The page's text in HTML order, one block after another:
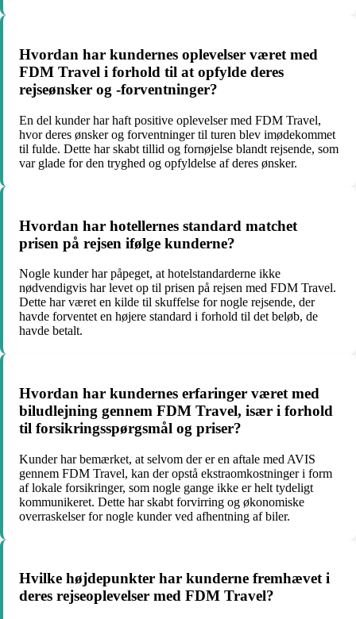
Hvordan har kundernes oplevelser været med
FDM Travel i forhold til at opfylde deres
rejseønsker og -forventninger?
En del kunder har haft positive oplevelser med FDM Travel,
hvor deres ønsker og forventninger til turen blev imødekommet
til fulde. Dette har skabt tillid og fornøjelse blandt rejsende, som
var glade for den tryghed og opfyldelse af deres ønsker.
Hvordan har hotellernes standard matchet
prisen på rejsen ifølge kunderne?
Nogle kunder har påpeget, at hotelstandarderne ikke
nødvendigvis har levet op til prisen på rejsen med FDM Travel.
Dette har været en kilde til skuffelse for nogle rejsende, der
havde forventet en højere standard i forhold til det beløb, de
havde betalt.
Hvordan har kundernes erfaringer været med
biludlejning gennem FDM Travel, især i forhold
til forsikringsspørgsmål og priser?
Kunder har bemærket, at selvom der er en aftale med AVIS
gennem FDM Travel, kan der opstå ekstraomkostninger i form
af lokale forsikringer, som nogle gange ikke er helt tydeligt
kommunikeret. Dette har skabt forvirring og økonomiske
overraskelser for nogle kunder ved afhentning af biler.
Hvilke højdepunkter har kunderne fremhævet i
deres rejseoplevelser med FDM Travel?